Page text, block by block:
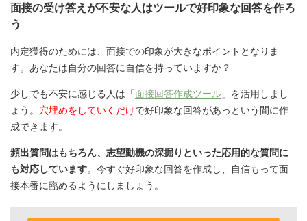
面接の受け答えが不安な人はツールで好印象な回答を作ろ
う
内定獲得のためには、面接での印象が大きなポイントとなりま
す。あなたは自分の回答に自信を持っていますか？
少しでも不安に感じる人は「面接回答作成ツール 」を活用しまし
ょう。 穴埋めをしていくだけで好印象な回答があっという間に作
成できます。
頻出質問はもちろん、志望動機の深掘りといった応用的な質問に
も対応しています。今すぐ好印象な回答を作成し、自信もって面
接本番に臨めるようにしましょう。